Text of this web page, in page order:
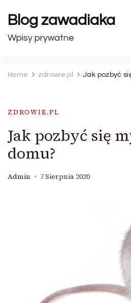
Blog zawadiaka
Wpisy prywatne
Home zdrowie.pl Jak pozbyć
ZDROWIE.PL
Jak pozbyć się
domu?
Admin 7 Sierpnia 2020